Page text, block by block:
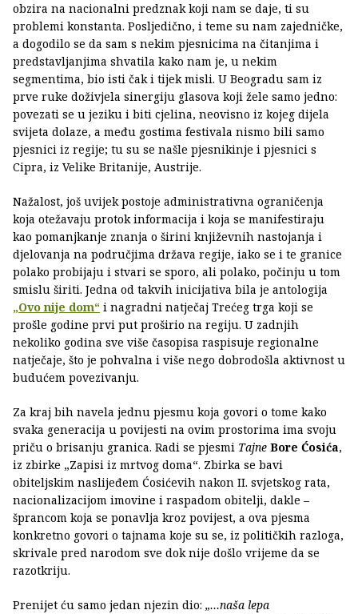
obzira na nacionalni predznak koji nam se daje, ti su
problemi konstanta. Posljedično, i teme su nam zajedničke,
a dogodilo se da sam s nekim pjesnicima na čitanjima i
predstavljanjima shvatila kako nam je, u nekim
segmentima, bio isti čak i tijek misli. U Beogradu sam iz
prve ruke doživjela sinergiju glasova koji žele samo jedno:
povezati se u jeziku i biti cjelina, neovisno iz kojeg dijela
svijeta dolaze, a među gostima festivala nismo bili samo
pjesnici iz regije; tu su se našle pjesnikinje i pjesnici s
Cipra, iz Velike Britanije, Austrije.
Nažalost, još uvijek postoje administrativna ograničenja
koja otežavaju protok informacija i koja se manifestiraju
kao pomanjkanje znanja o širini književnih nastojanja i
djelovanja na područjima država regije, iako se i te granice
polako probijaju i stvari se sporo, ali polako, počinju u tom
smislu širiti. Jedna od takvih inicijativa bila je antologija
„Ovo nije dom“ i nagradni natječaj Trećeg trga koji se
prošle godine prvi put proširio na regiju. U zadnjih
nekoliko godina sve više časopisa raspisuje regionalne
natječaje, što je pohvalna i više nego dobrodošla aktivnost u
budućem povezivanju.
Za kraj bih navela jednu pjesmu koja govori o tome kako
svaka generacija u povijesti na ovim prostorima ima svoju
priču o brisanju granica. Radi se pjesmi Tajne Bore Ćosića,
iz zbirke „Zapisi iz mrtvog doma“. Zbirka se bavi
obiteljskim naslijeđem Ćosićevih nakon II. svjetskog rata,
nacionalizacijom imovine i raspadom obitelji, dakle –
šprancom koja se ponavlja kroz povijest, a ova pjesma
konkretno govori o tajnama koje su se, iz političkih razloga,
skrivale pred narodom sve dok nije došlo vrijeme da se
razotkriju.
Prenijet ću samo jedan njezin dio: „…naša lepa